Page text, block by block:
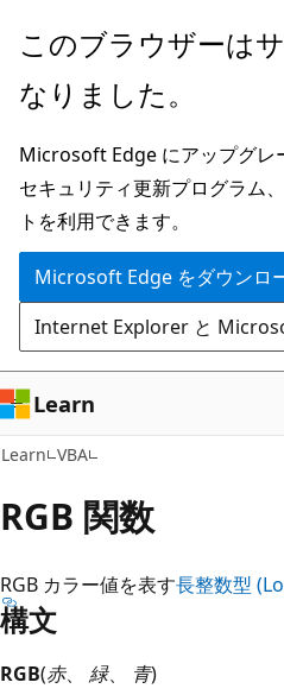
メ
ン
ン
テ
ン
ツ
に
ス
キ
ッ
プ
このブラウザーは
なりました。
Microsoft Edge にアップグレ
セキュリティ更新プログラム
トを利用できます。
Microsoft Edge をダウンロ
Internet Explorer と
Learn
Learn VBA
RGB 関数
RGB カラー値を表す長整数型
構文
RGB(赤、 緑、 青)